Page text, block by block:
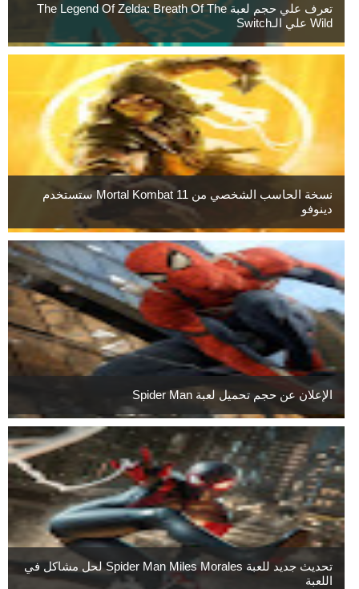
تعرف علي حجم لعبة The Legend Of Zelda: Breath Of The
Wild علي الـSwitch
نسخة الحاسب الشخصي من Mortal Kombat 11 ستستخدم
دينوفو
الإعلان عن حجم تحميل لعبة Spider Man
تحديث جديد للعبة Spider Man Miles Morales لحل مشاكل في
اللعبة